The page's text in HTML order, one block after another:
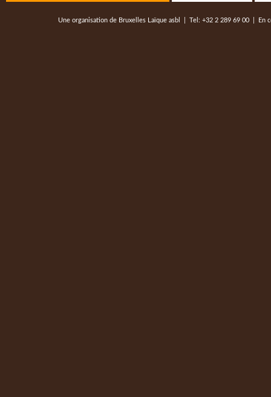
Une organisation de Bruxelles Laïque asbl | Tel: +32 2 289 69 00 | En